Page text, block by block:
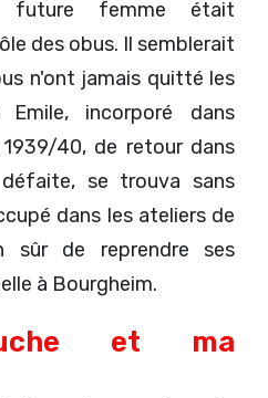
future femme était
des obus. Il semblerait
n'ont jamais quitté les
incorporé dans
40, de retour dans
se trouva sans
dans les ateliers de
sûr de reprendre ses
à Bourgheim.
et ma